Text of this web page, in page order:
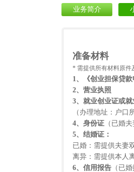
业务简介
准备材料
* 需提供所有材料原件
1、《创业担保贷款
2、营业执照
3、就业创业证或
（办理地址：户口
4、身份证 （已婚
5、结婚证：
已婚：需提供夫妻
离异：需提供本人
6、信用报告 （已